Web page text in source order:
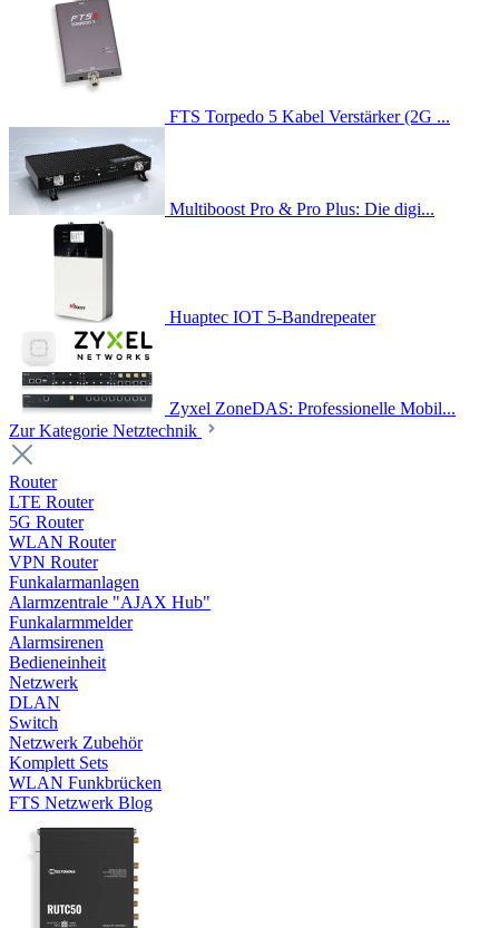
FTS Torpedo 5 Kabel Verstärker (2G ...
Multiboost Pro & Pro Plus: Die digi...
Huaptec IOT 5-Bandrepeater
Zyxel ZoneDAS: Professionelle Mobil...
Zur Kategorie Netztechnik
Router
LTE Router
5G Router
WLAN Router
VPN Router
Funkalarmanlagen
Alarmzentrale "AJAX Hub"
Funkalarmmelder
Alarmsirenen
Bedieneinheit
Netzwerk
DLAN
Switch
Netzwerk Zubehör
Komplett Sets
WLAN Funkbrücken
FTS Netzwerk Blog